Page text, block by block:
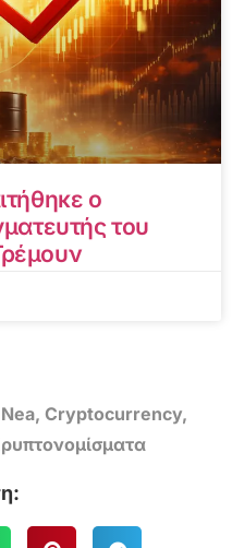
ο
του
, Cryptocurrency,